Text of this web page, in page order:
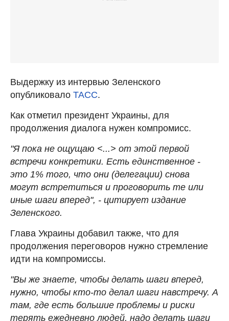
Выдержку из интервью Зеленского
опубликовало ТАСС.
Как отметил президент Украины, для
продолжения диалога нужен компромисс.
"Я пока не ощущаю <...> от этой первой
встречи конкретики. Есть единственное -
это 1% того, что они (делегации) снова
могут встретиться и проговорить те или
иные шаги вперед", - цитирует издание
Зеленского.
Глава Украины добавил также, что для
продолжения переговоров нужно стремление
идти на компромиссы.
"Вы же знаете, чтобы делать шаги вперед,
нужно, чтобы кто-то делал шаги навстречу. А
там, где есть большие проблемы и риски
терять ежедневно людей, надо делать шаги